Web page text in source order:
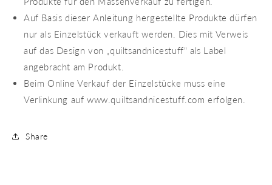
Auf Basis dieser Anleitung hergestellte Produkte dürfen
nur als Einzelstück verkauft werden. Dies mit Verweis
auf das Design von „quiltsandnicestuff“ als Label
angebracht am Produkt.
Beim Online Verkauf der Einzelstücke muss eine
Verlinkung auf www.quiltsandnicestuff.com erfolgen.
Share